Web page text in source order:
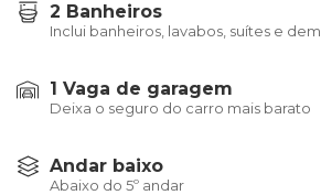
2 Banheiros
Inclui banheiros, lavabos, suítes e
1 Vaga de garagem
Deixa o seguro do carro mais barato
Andar baixo
Abaixo do 5º andar